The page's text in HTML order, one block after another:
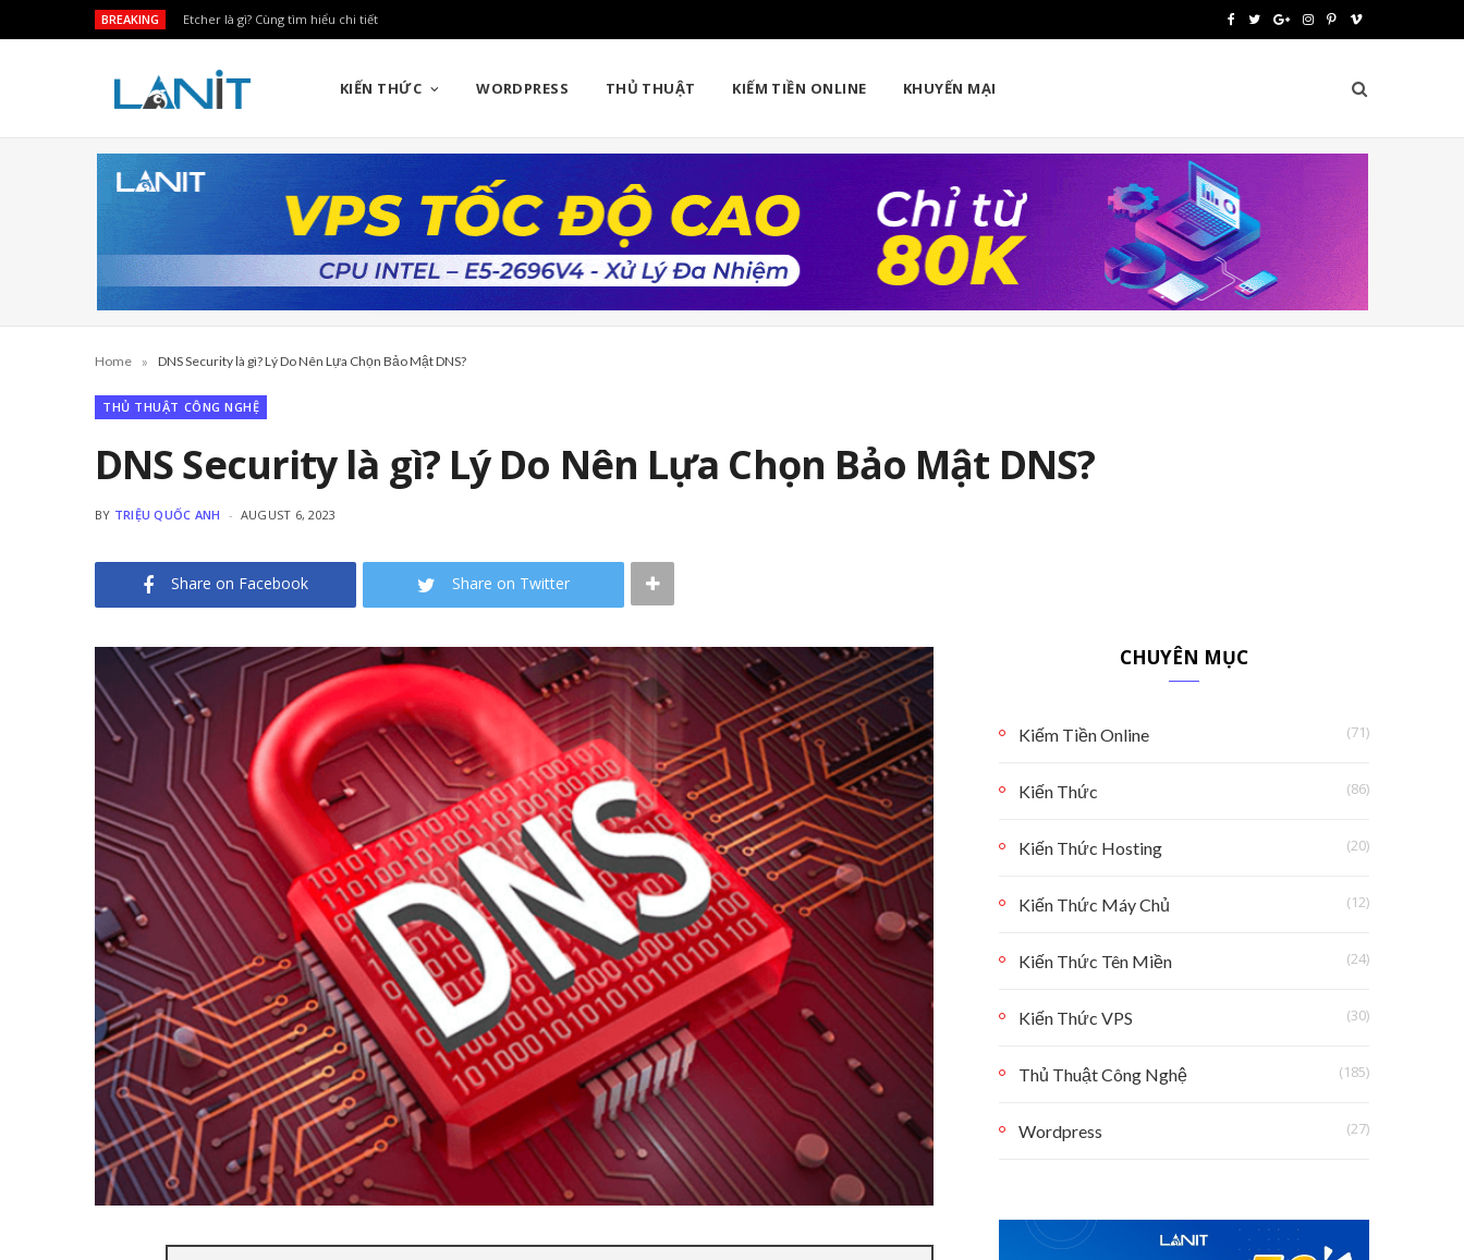
BREAKING Sendgrid là gì? Cách Sử Dụng Chi Tiết
e
o
o
k
T
t
G
g
I
t
P
t
e
s
V
m
e
KIẾN THỨC WORDPRESS THỦ THUẬT KIẾM TIỀN ONLINE KHUYẾN MẠI
Home » DNS Security là gì? Lý Do Nên Lựa Chọn Bảo Mật DNS?
THỦ THUẬT CÔNG NGHỆ
DNS Security là gì? Lý Do Nên Lựa Chọn Bảo Mật DNS?
BY TRIỆU QUỐC ANH AUGUST 6, 2023
Share on Facebook Share on Twitter
CHUYÊN MỤC
Kiếm Tiền Online (71)
Kiến Thức (86)
Kiến Thức Hosting (20)
Kiến Thức Máy Chủ (12)
Kiến Thức Tên Miền (24)
Kiến Thức VPS (30)
Thủ Thuật Công Nghệ (185)
Wordpress (27)